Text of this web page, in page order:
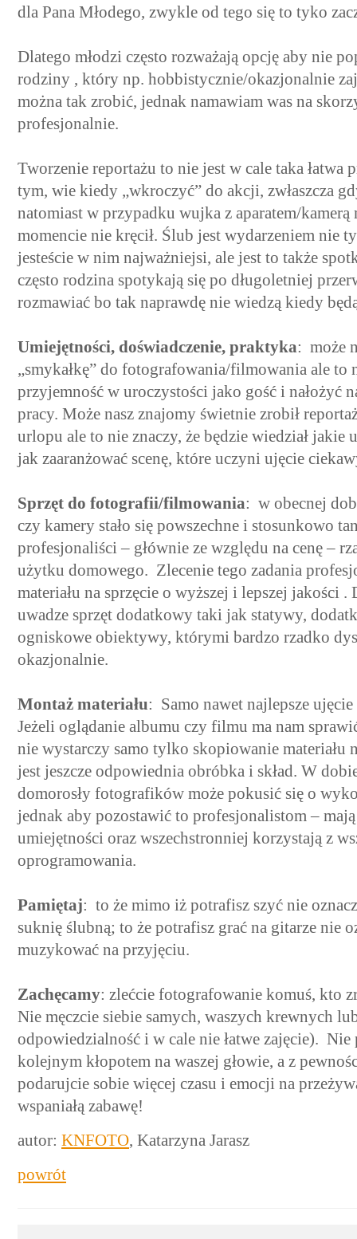
dla Pana Młodego, zwykle od tego się to tyko
Dlatego młodzi często rozważają opcję aby nie
rodziny , który np. hobbistycznie/okazjonalnie
można tak zrobić, jednak namawiam was na
profesjonalnie.
Tworzenie reportażu to nie jest w cale taka łatwa
tym, wie kiedy „wkroczyć” do akcji, zwłaszcza
natomiast w przypadku wujka z aparatem/kamerą
momencie nie kręcił. Ślub jest wydarzeniem nie
jesteście w nim najważniejsi, ale jest to także
często rodzina spotykają się po długoletniej
rozmawiać bo tak naprawdę nie wiedzą kiedy
Umiejętności, doświadczenie, praktyka: może
„smykałkę” do fotografowania/filmowania ale to
przyjemność w uroczystości jako gość i nałożyć
pracy. Może nasz znajomy świetnie zrobił
urlopu ale to nie znaczy, że będzie wiedział jakie
jak zaaranżować scenę, które uczyni ujęcie
Sprzęt do fotografii/filmowania: w obecnej
czy kamery stało się powszechne i stosunkowo
profesjonaliści – głównie ze względu na cenę –
użytku domowego. Zlecenie tego zadania
materiału na sprzęcie o wyższej i lepszej jakości .
uwadze sprzęt dodatkowy taki jak statywy,
ogniskowe obiektywy, którymi bardzo rzadko
okazjonalnie.
Montaż materiału: Samo nawet najlepsze
Jeżeli oglądanie albumu czy filmu ma nam
nie wystarczy samo tylko skopiowanie
jest jeszcze odpowiednia obróbka i skład. W
domorosły fotografików może pokusić się o
jednak aby pozostawić to profesjonalistom –
umiejętności oraz wszechstronniej korzystają z
oprogramowania.
Pamiętaj: to że mimo iż potrafisz szyć nie
suknię ślubną; to że potrafisz grać na gitarze nie
muzykować na przyjęciu.
Zachęcamy: zlećcie fotografowanie komuś, kto
Nie męczcie siebie samych, waszych krewnych
odpowiedzialność i w cale nie łatwe zajęcie).
kolejnym kłopotem na waszej głowie, a z
podarujcie sobie więcej czasu i emocji na
wspaniałą zabawę!
autor: KNFOTO, Katarzyna Jarasz
powrót